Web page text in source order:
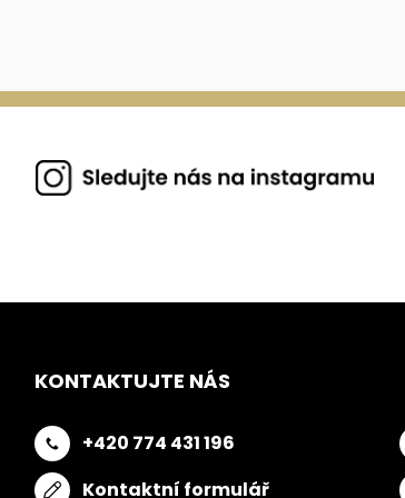
KONTAKTUJTE NÁS
+420 774 431 196
Kontaktní formulář